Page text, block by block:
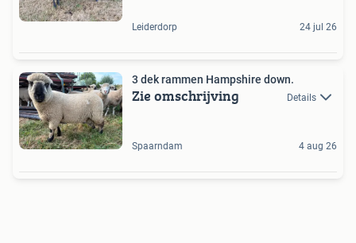
Leiderdorp 24 jul 26
3 dek rammen Hampshire down.
Zie omschrijving Details
Spaarndam 4 aug 26